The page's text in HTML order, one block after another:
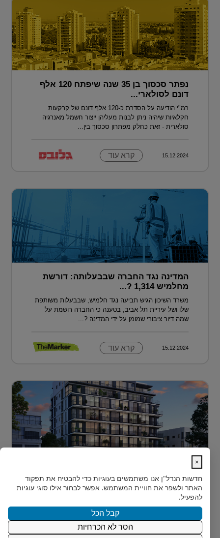
נפתר סכסוך בן 35 שנה שיפתח 120 אלף
דונם לסולארי...
רמ"י הודיעה על הסדרת כ-120 אלף דונם של קרקעות
חקלאיות שיהיה ניתן לבנות מעליהן ייצור חשמל מאנרגיה
סולארית - זאת כחלק מפתרון סכסוך בין...
15.12.2024 קרא עוד
המדינה נגד החברה שבבעלותה: דורשת
מחלמיש 1,314 ?...
משרד השיכון הגיש תביעה נגד חלמיש, שבבעלות משותפת
שלו ושל עיריית תל אביב, בטענה כי החברה רושמת על
שמה דיור ציבורי שמומן על ידי המדינה ?...
15.12.2024 קרא עוד
בלב הצפון-הישן של תל אביב, במרחק דקות הליכה ספורות
מהלוקיישנים האייקוניים ביותר בעיר, מציעה Rozio
SELECTED - מותג הי?...
15.12.2024 קרא עוד
×
חדשות הנדל"ן אנו משתמשים בעוגיות כדי להבטיח את תפקוד
האתר ולשפר את חוויית המשתמש. אפשר לבחור אילו סוגי עוגיות
להפעיל.
קבל הכל
הסר לא הכרחיות